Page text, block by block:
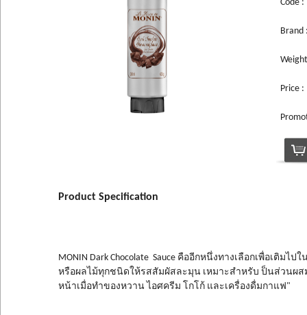
Code :
Brand
Price :
Product Specification
MONIN Dark Chocolate Sauce คืออีกหนึ่งทางเลือกเพื่อเติมไ
หรือผลไม้ทุกชนิดให้รสสัมผัสละมุน เหมาะสำหรับ ป็นส่วนผ
หน้าเมื่อทำของหวาน ไอศครีม โกโก้ และเครื่องดื่มกาแฟ"